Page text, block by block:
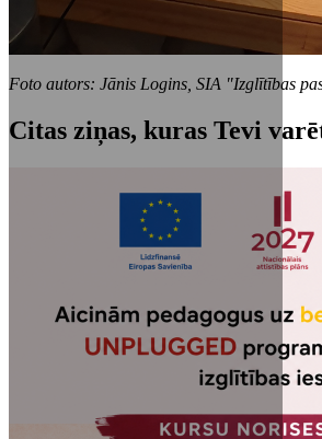
Foto autors: Jānis Logins, SIA "Izglītības
Citas ziņas, kuras Tevi